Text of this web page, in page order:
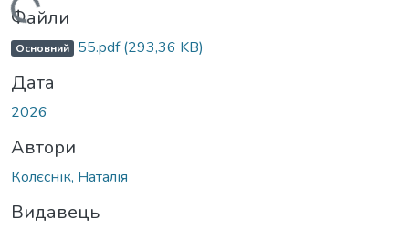
Вантажиться...
Файли
Основний 55.pdf(293,36 KB)
Дата
2026
Автори
Колєснік, Наталія
Видавець